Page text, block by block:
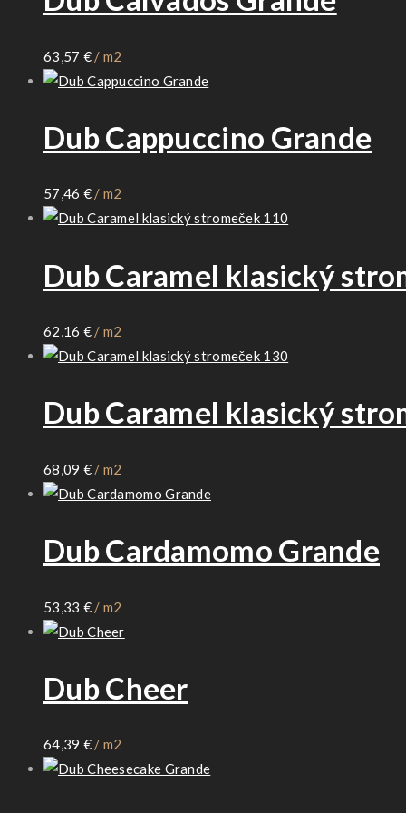
63,57 € / m2
Dub Cappuccino Grande
57,46 € / m2
Dub Caramel klasický
62,16 € / m2
Dub Caramel klasický
68,09 € / m2
Dub Cardamomo Grande
53,33 € / m2
Dub Cheer
64,39 € / m2